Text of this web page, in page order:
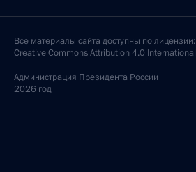
Все материалы сайта доступны по лицензии:
Creative Commons Attribution 4.0 International
Администрация Президента России
2026 год